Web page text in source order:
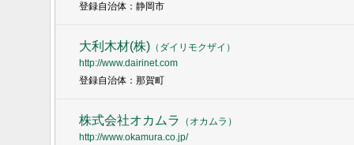
登録自治体：静岡市
大利木材(株)（ ダイリモクザイ ）
http://www.dairinet.com
登録自治体：那賀町
株式会社オカムラ （ オカムラ ）
http://www.okamura.co.jp/